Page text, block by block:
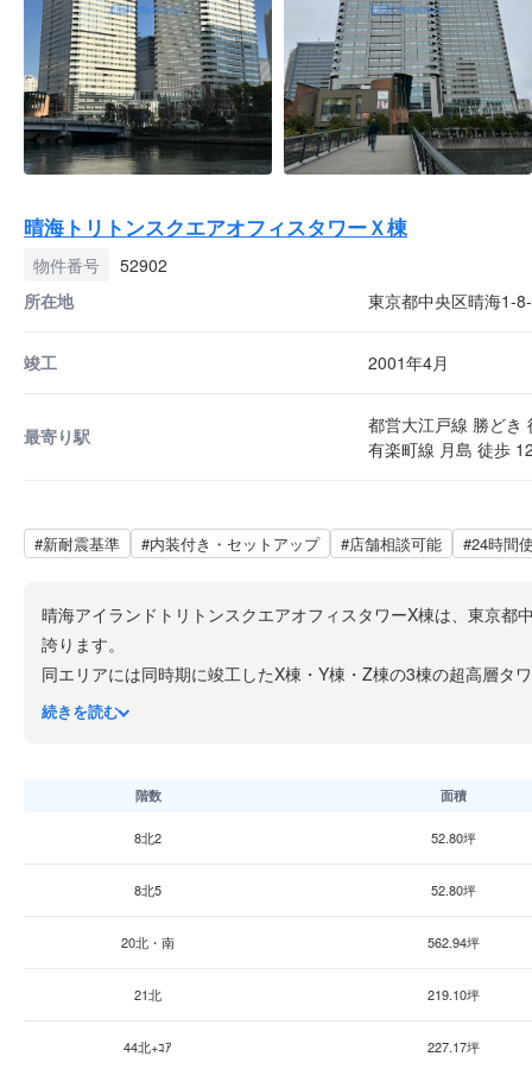
晴海トリトンスクエアオフィスタワーＸ棟
物件番号
52902
所在地
東京都中央区晴海1-
竣工 2001年4月
最寄り駅
都営大江戸線 勝どき
有楽町線 月島 徒歩
#新耐震基準 #内装付き・セットアップ #店舗相談可能 #24時間
晴海アイランドトリトンスクエアオフィスタワーX棟は、東京
誇ります。
同エリアには同時期に竣工したX棟・Y棟・Z棟の3棟の超高層タ
業・住宅が一体となった湾岸ビジネスゾーンとして晴海エリア
基準階の貸室面積は約600坪で、柱のない開放的な無柱空間が
「連結制御ブリッジ」による制振構造を備えており、地下約
2024年には竣工以来初の大規模リニューアルが実施され、入
続きを読む
階数 面積
8北2 52.80坪
8北5 52.80坪
20北・南 562.94坪
21北 219.10坪
44北+ｺｱ 227.17坪